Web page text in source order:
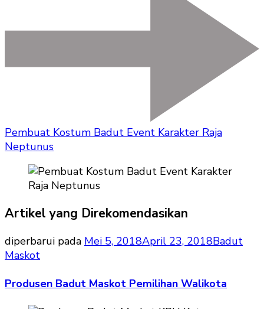
Pembuat Kostum Badut Event Karakter Raja
Neptunus
Artikel yang Direkomendasikan
diperbarui pada Mei 5, 2018April 23, 2018Badut
Maskot
Produsen Badut Maskot Pemilihan Walikota